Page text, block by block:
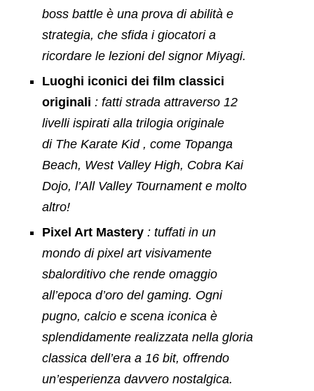
boss battle è una prova di abilità e
strategia, che sfida i giocatori a
ricordare le lezioni del signor Miyagi.
Luoghi iconici dei film classici
originali : fatti strada attraverso 12
livelli ispirati alla trilogia originale
di The Karate Kid, come Topanga
Beach, West Valley High, Cobra Kai
Dojo, l’All Valley Tournament e molto
altro!
Pixel Art Mastery : tuffati in un
mondo di pixel art visivamente
sbalorditivo che rende omaggio
all’epoca d’oro del gaming. Ogni
pugno, calcio e scena iconica è
splendidamente realizzata nella gloria
classica dell’era a 16 bit, offrendo
un’esperienza davvero nostalgica.